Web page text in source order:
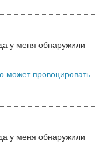
у меня обнаружили
может провоцировать
у меня обнаружили